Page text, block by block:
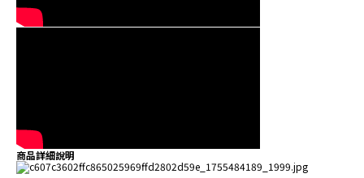
商品詳細說明